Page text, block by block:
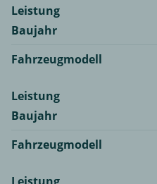
Leistung
Baujahr
Fahrzeugmodell
Leistung
Baujahr
Fahrzeugmodell